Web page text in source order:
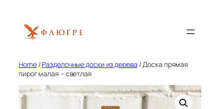
content
Home/Разделочные доски из дерева / Доска прямая
пирог малая – светлая